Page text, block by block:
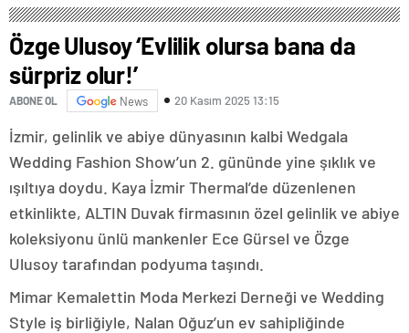
Özge Ulusoy ‘Evlilik olursa bana da
sürpriz olur!’
ABONE OL News 20 Kasım 2025 13:15
İzmir, gelinlik ve abiye dünyasının kalbi Wedgala
Wedding Fashion Show’un 2. gününde yine şıklık ve
ışıltıya doydu. Kaya İzmir Thermal’de düzenlenen
etkinlikte, ALTIN Duvak firmasının özel gelinlik ve abiye
koleksiyonu ünlü mankenler Ece Gürsel ve Özge
Ulusoy tarafından podyuma taşındı.
Mimar Kemalettin Moda Merkezi Derneği ve Wedding
Style iş birliğiyle, Nalan Oğuz’un ev sahipliğinde